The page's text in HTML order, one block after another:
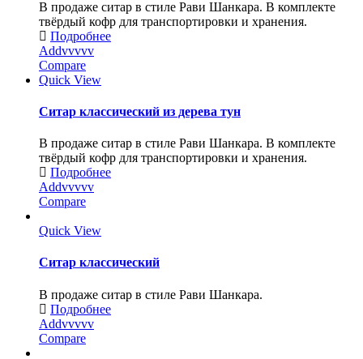
В продаже ситар в стиле Рави Шанкара. В комплекте
твёрдый кофр для транспортировки и хранения.
Подробнее
Addvvvvv
Compare
Quick View
Ситар классический из дерева тун
В продаже ситар в стиле Рави Шанкара. В комплекте
твёрдый кофр для транспортировки и хранения.
Подробнее
Addvvvvv
Compare
Quick View
Ситар классический
В продаже ситар в стиле Рави Шанкара.
Подробнее
Addvvvvv
Compare